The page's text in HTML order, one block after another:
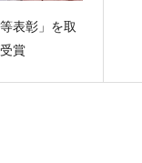
表彰」を取
賞